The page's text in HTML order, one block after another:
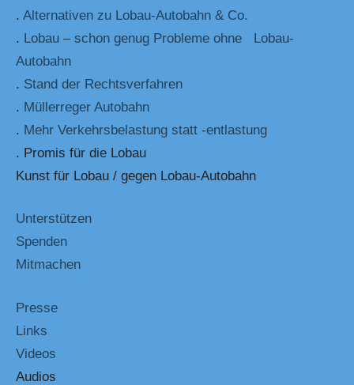
. Alternativen zu Lobau-Autobahn & Co.
. Lobau – schon genug Probleme ohne Lobau-
Autobahn
. Stand der Rechtsverfahren
. Müllerreger Autobahn
. Mehr Verkehrsbelastung statt -entlastung
. Promis für die Lobau
Kunst für Lobau / gegen Lobau-Autobahn
Unterstützen
Spenden
Mitmachen
Presse
Links
Videos
Audios